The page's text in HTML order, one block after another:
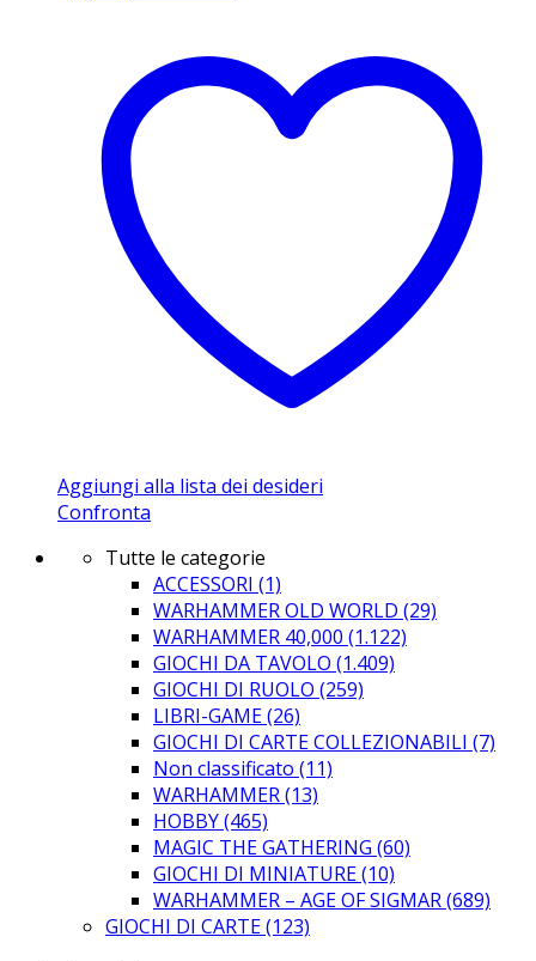
Aggiungi alla lista dei desideri
Confronta
Tutte le categorie
ACCESSORI (1)
WARHAMMER OLD WORLD (29)
WARHAMMER 40,000 (1.122)
GIOCHI DA TAVOLO (1.409)
GIOCHI DI RUOLO (259)
LIBRI-GAME(26)
GIOCHI DI CARTE COLLEZIONABILI (7)
Non classificato (11)
WARHAMMER(13)
HOBBY(465)
MAGIC THE GATHERING (60)
GIOCHI DI MINIATURE(10)
WARHAMMER – AGE OF SIGMAR(689)
GIOCHI DI CARTE(123)